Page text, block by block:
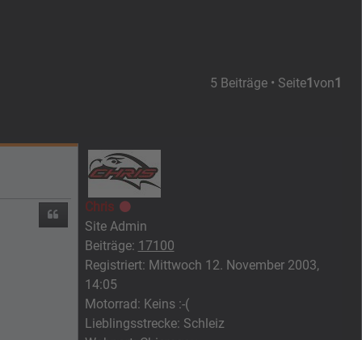
5 Beiträge • Seite1von1
Chris Offline
Site Admin
Beiträge: 17100
Registriert: Mittwoch 12. November 2003,
14:05
Motorrad: Keins :-(
Lieblingsstrecke: Schleiz
Zitieren